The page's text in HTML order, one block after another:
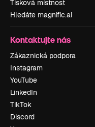
Tisková místnost
Hledáte magnific.ai
Kontaktujte nás
Zákaznická podpora
Instagram
YouTube
LinkedIn
TikTok
Discord